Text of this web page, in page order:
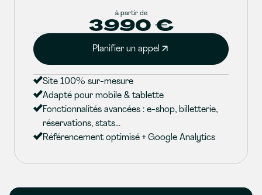
à partir de
3990 €
Planifier un appel
Site 100% sur-mesure
Adapté pour mobile & tablette
Fonctionnalités avancées : e-shop, billetterie,
réservations, stats...
Référencement optimisé + Google Analytics